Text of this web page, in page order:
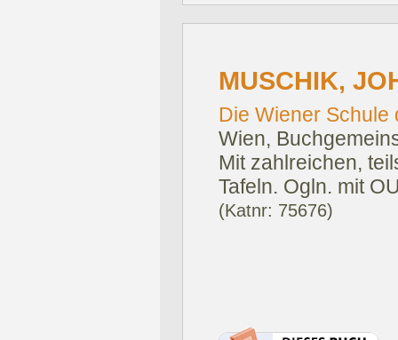
MUSCHIK,
Die Wiener Schule
Wien,
Mit zahlreichen,
Tafeln. Ogln. mit
(Katnr: 75676)